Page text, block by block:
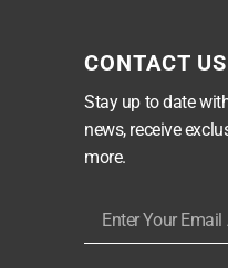
CONTACT US
Stay up to date
news, receive
more.